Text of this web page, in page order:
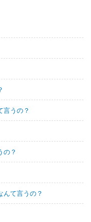
言うの？
の？
んて言うの？